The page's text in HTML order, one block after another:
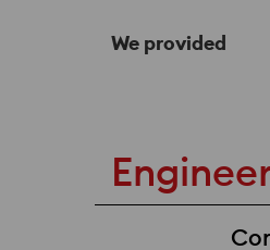
We provided